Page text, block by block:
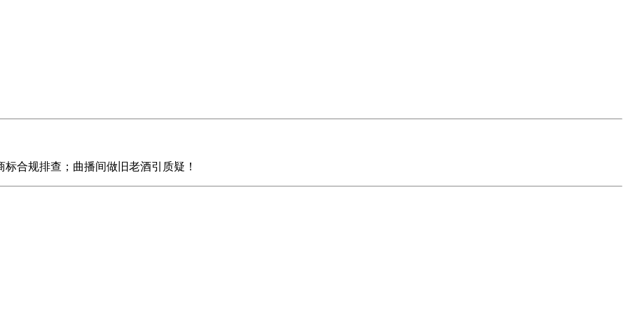
规排查；曲播间做旧老酒引质疑！